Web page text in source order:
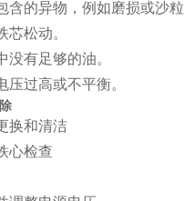
含的异物，例如磨损或沙粒
松动。
有足够的油。
过高或不平衡。
换和清洁
心检查